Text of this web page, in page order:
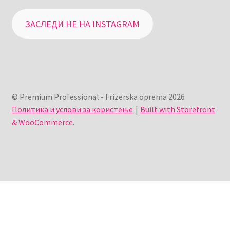
ЗАСЛЕДИ НЕ НА INSTAGRAM
© Premium Professional - Frizerska oprema 2026
Политика и услови за користење
Built with Storefront
& WooCommerce.